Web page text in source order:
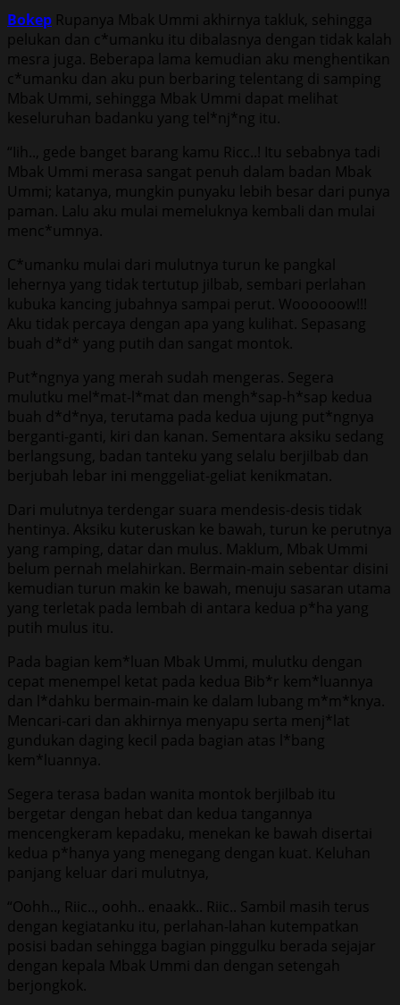
Bokep Rupanya Mbak Ummi akhirnya takluk, sehingga
pelukan dan c*umanku itu dibalasnya dengan tidak kalah
mesra juga. Beberapa lama kemudian aku menghentikan
c*umanku dan aku pun berbaring telentang di samping
Mbak Ummi, sehingga Mbak Ummi dapat melihat
keseluruhan badanku yang tel*nj*ng itu.
“Iih.., gede banget barang kamu Ricc..! Itu sebabnya tadi
Mbak Ummi merasa sangat penuh dalam badan Mbak
Ummi; katanya, mungkin punyaku lebih besar dari punya
paman. Lalu aku mulai memeluknya kembali dan mulai
menc*umnya.
C*umanku mulai dari mulutnya turun ke pangkal
lehernya yang tidak tertutup jilbab, sembari perlahan
kubuka kancing jubahnya sampai perut. Woooooow!!!
Aku tidak percaya dengan apa yang kulihat. Sepasang
buah d*d* yang putih dan sangat montok.
Put*ngnya yang merah sudah mengeras. Segera
mulutku mel*mat-l*mat dan mengh*sap-h*sap kedua
buah d*d*nya, terutama pada kedua ujung put*ngnya
berganti-ganti, kiri dan kanan. Sementara aksiku sedang
berlangsung, badan tanteku yang selalu berjilbab dan
berjubah lebar ini menggeliat-geliat kenikmatan.
Dari mulutnya terdengar suara mendesis-desis tidak
hentinya. Aksiku kuteruskan ke bawah, turun ke perutnya
yang ramping, datar dan mulus. Maklum, Mbak Ummi
belum pernah melahirkan. Bermain-main sebentar disini
kemudian turun makin ke bawah, menuju sasaran utama
yang terletak pada lembah di antara kedua p*ha yang
putih mulus itu.
Pada bagian kem*luan Mbak Ummi, mulutku dengan
cepat menempel ketat pada kedua Bib*r kem*luannya
dan l*dahku bermain-main ke dalam lubang m*m*knya.
Mencari-cari dan akhirnya menyapu serta menj*lat
gundukan daging kecil pada bagian atas l*bang
kem*luannya.
Segera terasa badan wanita montok berjilbab itu
bergetar dengan hebat dan kedua tangannya
mencengkeram kepadaku, menekan ke bawah disertai
kedua p*hanya yang menegang dengan kuat. Keluhan
panjang keluar dari mulutnya,
“Oohh.., Riic.., oohh.. enaakk.. Riic.. Sambil masih terus
dengan kegiatanku itu, perlahan-lahan kutempatkan
posisi badan sehingga bagian pinggulku berada sejajar
dengan kepala Mbak Ummi dan dengan setengah
berjongkok.